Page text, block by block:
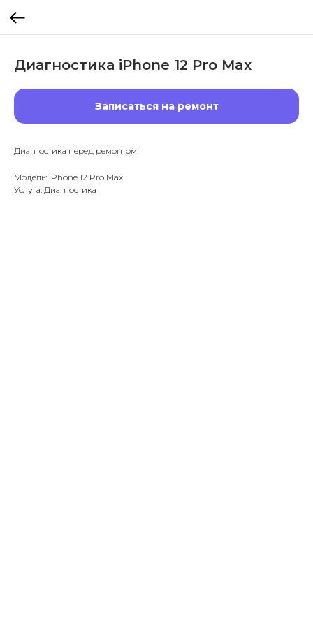
Диагностика iPhone 12 Pro Max
Записаться на ремонт
Диагностика перед ремонтом
Модель: iPhone 12 Pro Max
Услуга: Диагностика